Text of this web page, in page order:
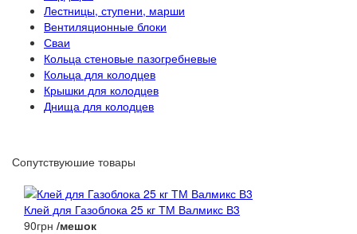
Лестницы, ступени, марши
Вентиляционные блоки
Сваи
Кольца стеновые пазогребневые
Кольца для колодцев
Крышки для колодцев
Днища для колодцев
Сопутствуюшие товары
Клей для Газоблока 25 кг ТМ Валмикс В3
90грн /мешок